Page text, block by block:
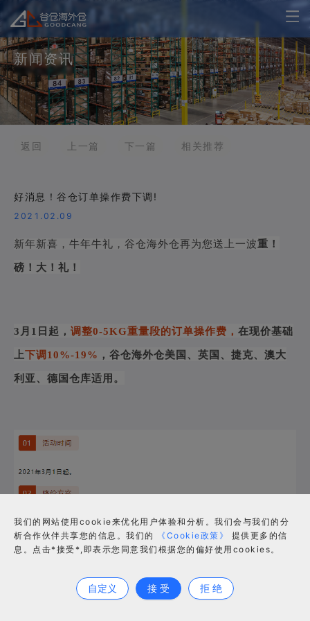
新闻资讯
返回 上一篇 下一篇 相关推荐
好消息！谷仓订单操作费下调!
2021.02.09
新年新喜，牛年牛礼，谷仓海外仓再为您送上一波重！
磅！大！礼！
3月1日起， 调整0-5KG重量段的订单操作费， 在现价基础
上下调10%-19% ，谷仓海外仓美国、英国、捷克、澳大
利亚、德国仓库适用。
我们的网站使用cookie来优化用户体验和分析。我们会与我们的分
析合作伙伴共享您的信息。我们的
《Cookie政策》
提供更多的信
息。点击*接受*,即表示您同意我们根据您的偏好使用cookies。
自定义 接 受 拒 绝